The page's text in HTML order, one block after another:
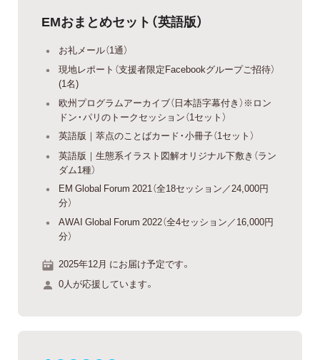
EMおまとめセット（英語版）
お礼メール（1通）
現地レポート（支援者限定Facebookグループご招待）
(1名)
欧州プログラムアーカイブ（日本語字幕付き）※ロン
ドン・パリのトークセッション（1セット）
英語版｜萃点のことばカード・小冊子（1セット）
英語版｜生態系イラスト図解オリジナル下敷き（ラン
ダム1種）
EM Global Forum 2021（全18セッション／24,000円
分）
AWAI Global Forum 2022（全4セッション／16,000円
分）
2025年12月 にお届け予定です。
0人が応援しています。